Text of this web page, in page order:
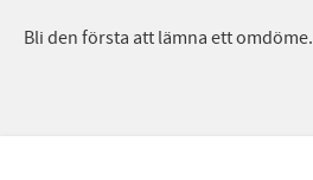
Bli den första att lämna ett omdöme.